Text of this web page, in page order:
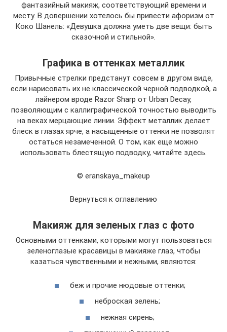
фантазийный макияж, соответствующий времени и
месту. В довершении хотелось бы привести афоризм от
Коко Шанель: «Девушка должна уметь две вещи: быть
сказочной и стильной».
Графика в оттенках металлик
Привычные стрелки предстанут совсем в другом виде,
если нарисовать их не классической черной подводкой, а
лайнером вроде Razor Sharp от Urban Decay,
позволяющим с каллиграфической точностью выводить
на веках мерцающие линии. Эффект металлик делает
блеск в глазах ярче, а насыщенные оттенки не позволят
остаться незамеченной. О том, как еще можно
использовать блестящую подводку, читайте здесь.
© eranskaya_makeup
Вернуться к оглавлению
Макияж для зеленых глаз с фото
Основными оттенками, которыми могут пользоваться
зеленоглазые красавицы в макияже глаз, чтобы
казаться чувственными и нежными, являются:
беж и прочие нюдовые оттенки;
неброская зелень;
нежная сирень;